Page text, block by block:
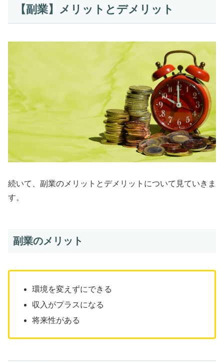
【副業】メリットとデメリット
続いて、副業のメリットとデメリットについて見ていきま
す。
副業のメリット
環境を変えずにできる
収入がプラスになる
将来性がある